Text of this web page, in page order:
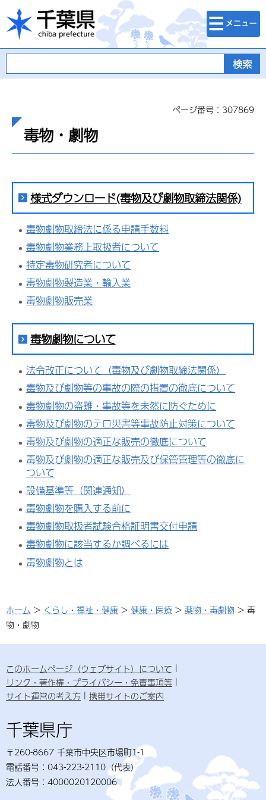
千葉県
検索・メニュ
ー
ページ番号：307869
毒物・劇物
様式ダウンロード(毒物及び劇物取締法関係)
毒物劇物取締法に係る申請手数料
毒物劇物業務上取扱者について
特定毒物研究者について
毒物劇物製造業・輸入業
毒物劇物販売業
毒物劇物について
法令改正について（毒物及び劇物取締法関係）
毒物及び劇物等の事故の際の措置の徹底について
毒物劇物の盗難・事故等を未然に防ぐために
毒物及び劇物のテロ災害等事故防止対策について
毒物及び劇物の適正な販売の徹底について
毒物及び劇物の適正な販売及び保管管理等の徹底に
ついて
設備基準等（関連通知）
毒物劇物を購入する前に
毒物劇物取扱者試験合格証明書交付申請
毒物劇物に該当するか調べるには
毒物劇物とは
ホーム > くらし・福祉・健康 > 健康・医療 > 薬物・毒劇物 > 毒
物・劇物
このホームページ（ウェブサイト）について
リンク・著作権・プライバシー・免責事項等
サイト運営の考え方
携帯サイトのご案内
千葉県庁
〒260-8667 千葉市中央区市場町1-1
電話番号：043-223-2110（代表）
法人番号：4000020120006